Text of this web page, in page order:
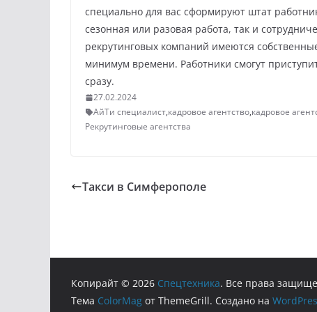
специально для вас сформируют штат
сезонная или разовая работа, так и
рекрутинговых компаний имеются
минимум времени. Работники смогут
сразу.
27.02.2024
АйТи специалист,кадровое агентство,кадровое
Рекрутинговые агентства
Такси в Симферополе
Копирайт © 2026 Cпецтехника. Все права
Тема ColorMag от ThemeGrill. Создано на